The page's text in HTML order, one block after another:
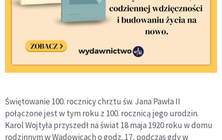
Świętowanie 100. rocznicy chrztu św. Jana Pawła II
połączone jest w tym roku z 100. rocznicą jego urodzin.
Karol Wojtyła przyszedł na świat 18 maja 1920 roku w domu
rodzinnym w Wadowicach o godz. 17, podczas gdy w